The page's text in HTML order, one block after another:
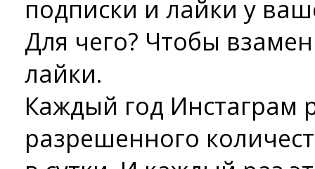
подписки и лайки у
Для чего? Чтобы
лайки.
Каждый год Инстаграм
разрешенного